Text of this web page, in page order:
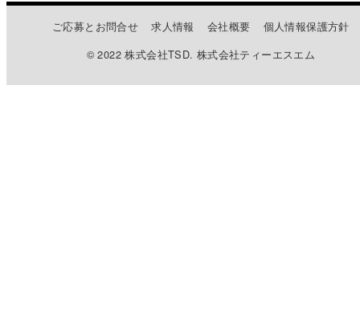
ご応募とお問合せ 求人情報 会社概要
個人情報保護方針
© 2022 株式会社TSD. 株式会社ティーエスエム